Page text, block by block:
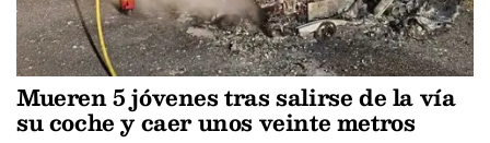
Mueren 5 jóvenes tras salirse de la vía
su coche y caer unos veinte metros